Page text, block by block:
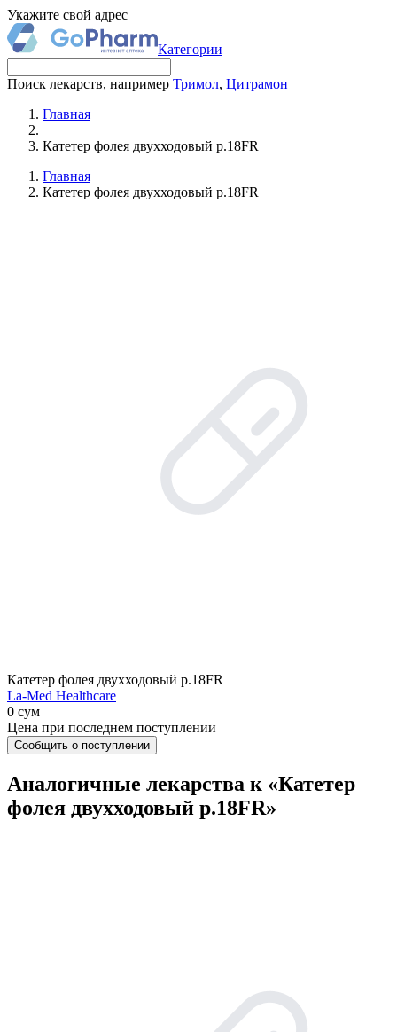
Укажите свой адрес
Категории
Поиск лекарств, например Тримол, Цитрамон
Главная
Катетер фолея двухходовый р.18FR
Главная
Катетер фолея двухходовый р.18FR
Катетер фолея двухходовый р.18FR
La-Med Healthcare
0 сум
Цена при последнем поступлении
Сообщить о поступлении
Аналогичные лекарства к «Катетер
фолея двухходовый р.18FR»